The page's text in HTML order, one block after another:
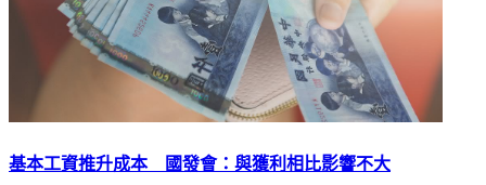
基本工資推升成本 國發會：與獲利相比影響不大